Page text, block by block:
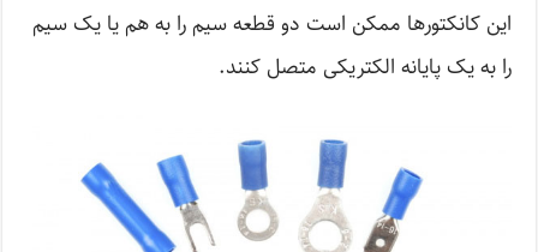
این کانکتورها ممکن است دو قطعه سیم را به هم یا یک سیم
را به یک پایانه الکتریکی متصل کنند.